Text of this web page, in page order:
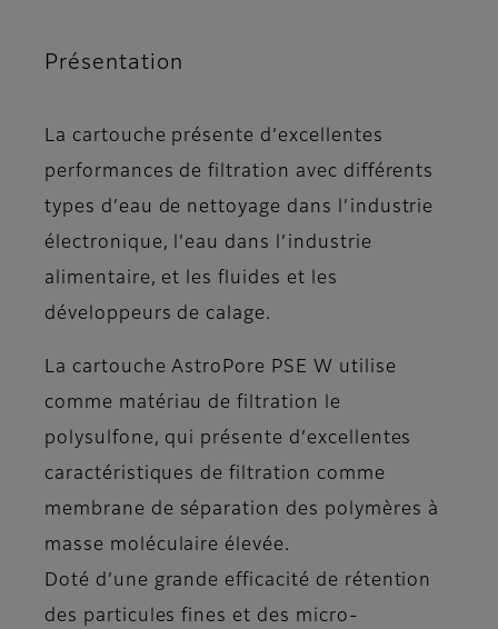
Présentation
La cartouche présente d’excellentes
performances de filtration avec différents
types d’eau de nettoyage dans l’industrie
électronique, l’eau dans l’industrie
alimentaire, et les fluides et les
développeurs de calage.
La cartouche AstroPore PSE W utilise
comme matériau de filtration le
polysulfone, qui présente d’excellentes
caractéristiques de filtration comme
membrane de séparation des polymères à
masse moléculaire élevée.
Doté d’une grande efficacité de rétention
des particules fines et des micro-